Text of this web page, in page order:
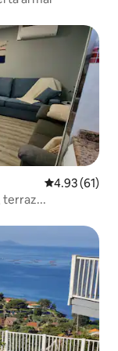
Calificación
4.93 (61)
terraz...